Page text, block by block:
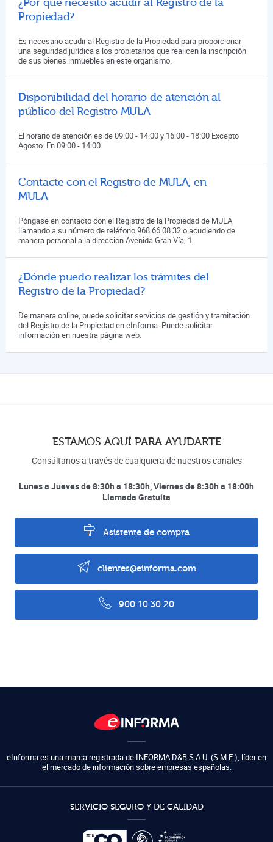
Propiedad?
Es necesario acudir al Registro de la Propiedad para proporcionar
una seguridad jurídica a los propietarios que realicen la inscripción
de sus bienes inmuebles en este organismo.
Disponibilidad del horario de atención al
público del Registro MULA
El horario de atención es de 09:00 - 14:00 y 16:00 - 18:00 Excepto
Agosto. En 09:00 - 14:00
Contacte con el Registro de MULA, en
MULA
Póngase en contacto con el Registro de la Propiedad de MULA
llamando a su número de teléfono 968 66 08 32 o acudiendo de
manera personal a la dirección Avenida Gran Vía, 1.
¿Dónde puedo realizar los trámites del
Registro de la Propiedad?
De manera online, puede solicitar servicios de gestión y tramitación
del Registro de la Propiedad en eInforma. Puede solicitar
información en nuestra página web.
ESTAMOS AQUÍ PARA AYUDARTE
Consúltanos a través de cualquiera de nuestros canales
Lunes a Jueves de 8:30h a 18:30h, Viernes de 8:30h a 18:00h
Llamada Gratuita
Asistente de compra
clientes@einforma.com
900 10 30 20
eInforma es una marca registrada de INFORMA D&B S.A.U. (S.M.E.), líder en
el mercado de información sobre empresas españolas.
SERVICIO SEGURO Y DE CALIDAD